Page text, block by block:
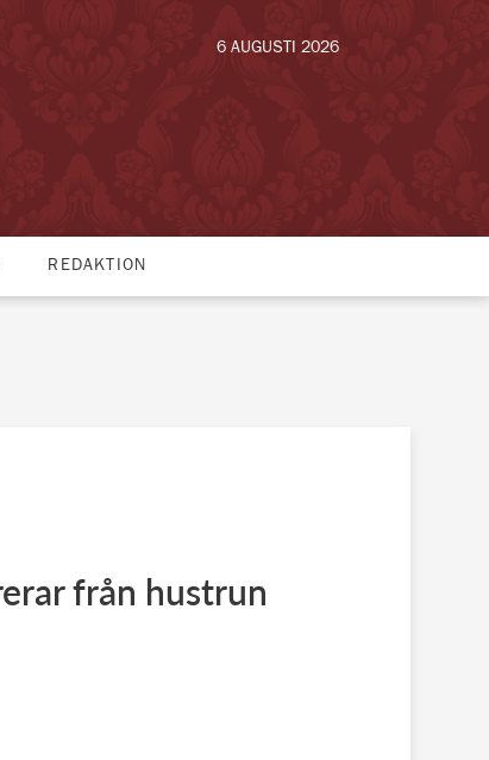
6 AUGUSTI 2026
REDAKTION
från hustrun